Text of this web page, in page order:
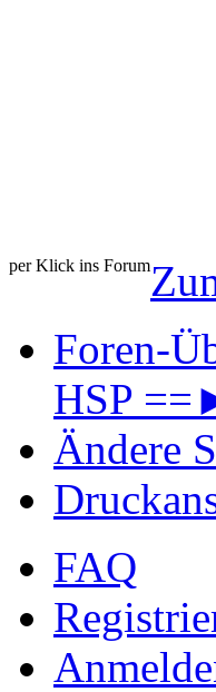
per Klick ins Forum
Foren-
HSP
Ändere
FAQ